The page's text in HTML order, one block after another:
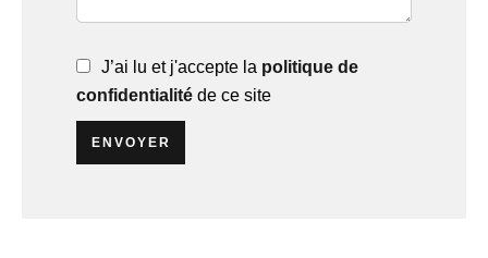
J’ai lu et j'accepte la politique de
confidentialité de ce site
ENVOYER